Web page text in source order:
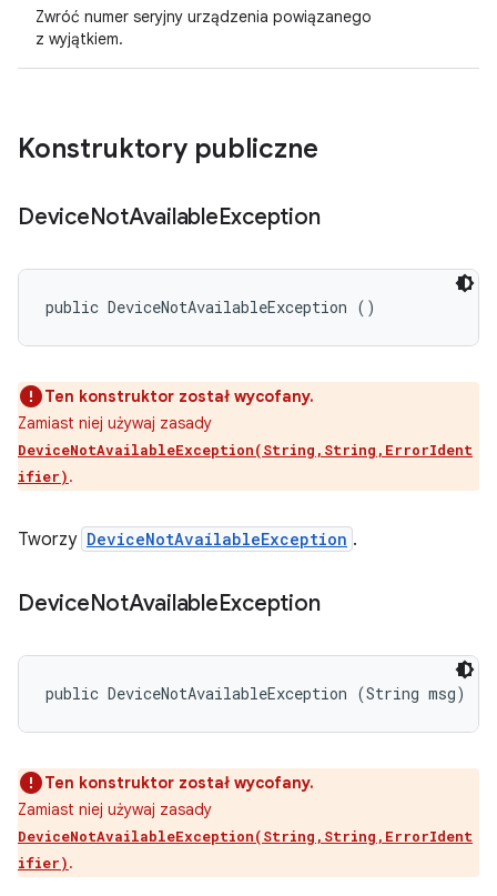
Zwróć numer seryjny urządzenia powiązanego
z wyjątkiem.
Konstruktory publiczne
DeviceNotAvailableException
public DeviceNotAvailableException ()
Ten konstruktor został wycofany.
Zamiast niej używaj zasady
DeviceNotAvailableException(String,String,ErrorIdent
ifier).
Tworzy DeviceNotAvailableException .
DeviceNotAvailableException
public DeviceNotAvailableException (String msg)
Ten konstruktor został wycofany.
Zamiast niej używaj zasady
DeviceNotAvailableException(String,String,ErrorIdent
ifier).